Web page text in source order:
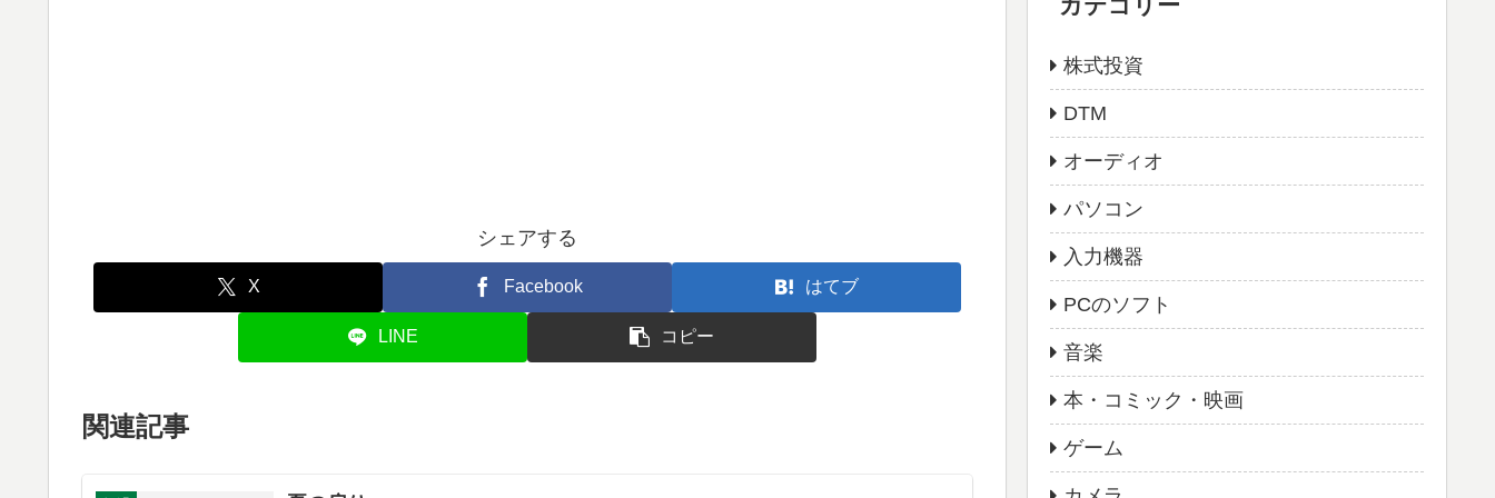
シェアする
X Facebook はてブ
LINE コピー
関連記事
カテゴリー
株式投資
DTM
オーディオ
パソコン
入力機器
PCのソフト
音楽
本・コミック・映画
ゲーム